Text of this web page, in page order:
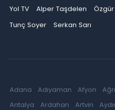
Yol TV
Alper Taşdelen
Tunç Soyer
Serkan Sarı
Adana Adıyaman Afyon Ağrı
Antalya
Ardahan Artvin